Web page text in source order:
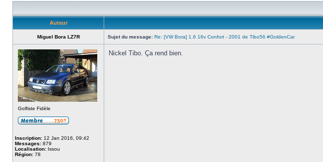
Auteur
Miguel Bora LZ7R Sujet du message: Re: [VW Bora] 1.6 16v Confort - 2001 de Tibo56 #GoldenCar
Golfiste Fidèle
Inscription: 12 Jan 2016, 09:42
Messages: 879
Localisation: Issou
Région: 78
Nickel Tibo. Ça rend bien.